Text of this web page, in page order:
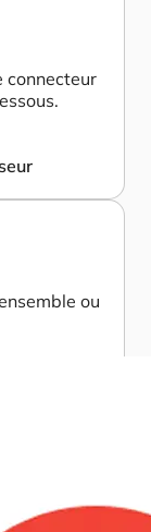
connecteur
ou